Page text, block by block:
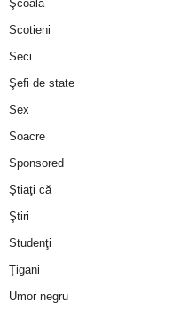
Şcoală
Scotieni
Seci
Şefi de state
Sex
Soacre
Sponsored
Ştiaţi că
Ştiri
Studenţi
Ţigani
Umor negru